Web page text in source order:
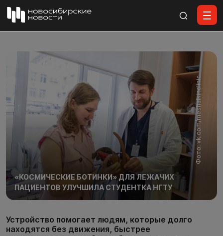
Фото: vk.com/meshalkinclinic
«КОСМИЧЕСКИЕ БОТИНКИ» ДЛЯ ЛЕЖАЧИХ
ПАЦИЕНТОВ УЛУЧШИЛА СТУДЕНТКА НГТУ
Устройство помогает людям, которые долго
находятся без движения, быстрее